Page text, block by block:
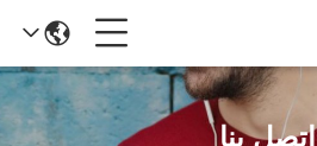
اتصل بنا